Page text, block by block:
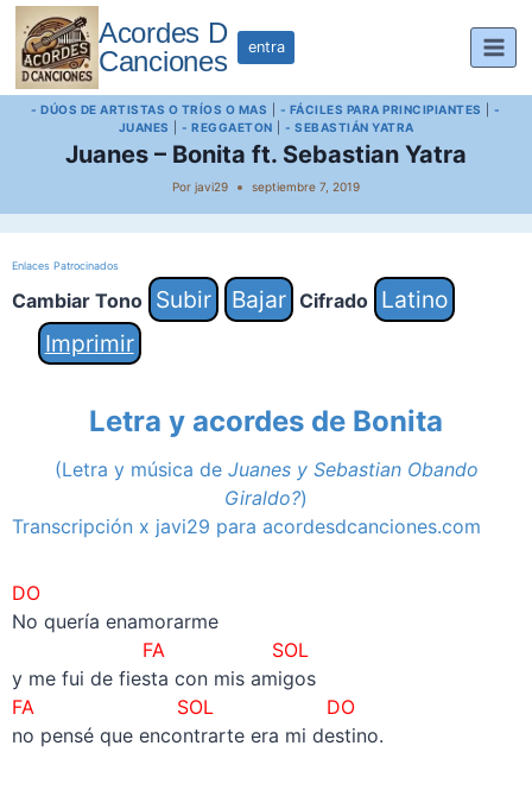
Saltar
contenido
Acordes D
Canciones
entra
- DÚOS DE ARTISTAS O TRÍOS O MAS - FÁCILES PARA PRINCIPIANTES |-
JUANES
- REGGAETON - SEBASTIÁN YATRA
Juanes – Bonita ft. Sebastian Yatra
Por javi29 septiembre 7, 2019
Enlaces Patrocinados
Cambiar Tono Subir Bajar Cifrado
Latino
Imprimir
Letra y acordes de Bonita
(Letra y música deJuanes y Sebastian Obando
Giraldo?)
Transcripción x javi29 para acordesdcanciones.com
DO
No quería enamorarme
FA SOL
y me fui de fiesta con mis amigos
FA SOL DO
no pensé que encontrarte era mi destino.